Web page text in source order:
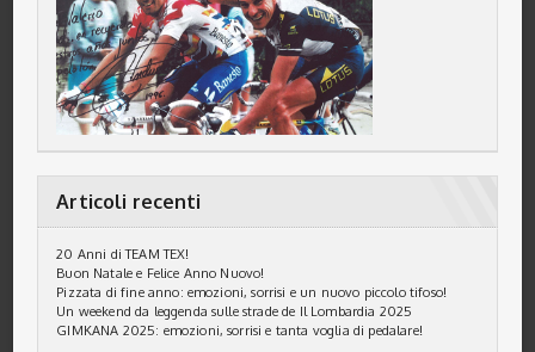
Articoli recenti
20 Anni di TEAM TEX!
Buon Natale e Felice Anno Nuovo!
Pizzata di fine anno: emozioni, sorrisi e un nuovo piccolo tifoso!
Un weekend da leggenda sulle strade de Il Lombardia 2025
GIMKANA 2025: emozioni, sorrisi e tanta voglia di pedalare!